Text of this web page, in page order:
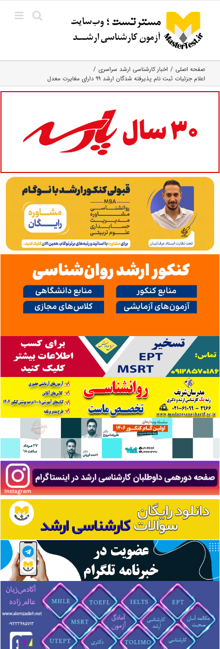
content
صفحه اصلی
اخبار کارشناسی ارشد سراسری
اعلام جزئیات ثبت نام پذیرفته شدگان ارشد ۹۹ دارای مغایرت معدل